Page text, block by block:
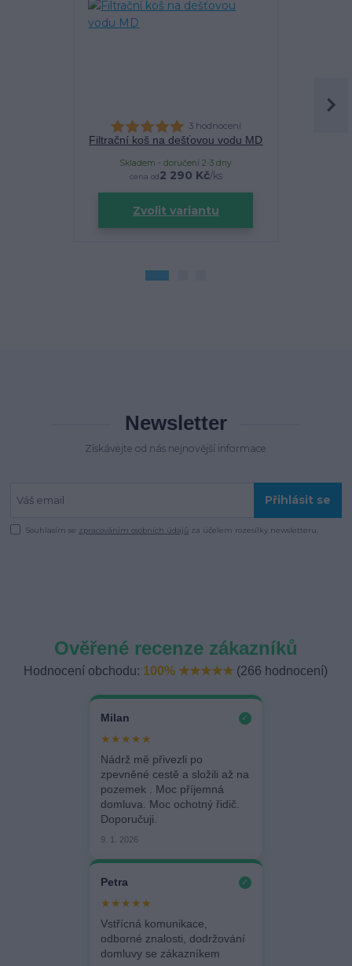
3 hodnocení
Filtrační koš na dešťovou vodu MD
cena od2 290 Kč/ks
Skladem - doručení 2-3 dny
Zvolit variantu
Newsletter
Získávejte od nás nejnovější informace
Přihlásit se
Souhlasím se zpracováním osobních údajů za účelem rozesílky newsletteru.
Ověřené recenze zákazníků
Hodnocení obchodu: 100% ★★★★★ (266 hodnocení)
Milan ✓
★★★★★
Nádrž mě přivezli po
zpevněné cestě a složili až na
pozemek . Moc příjemná
domluva. Moc ochotný řidič.
Doporučuji.
9. 1. 2026
Petra ✓
★★★★★
Vstřícná komunikace,
odborné znalosti, dodržování
domluvy se zákazníkem